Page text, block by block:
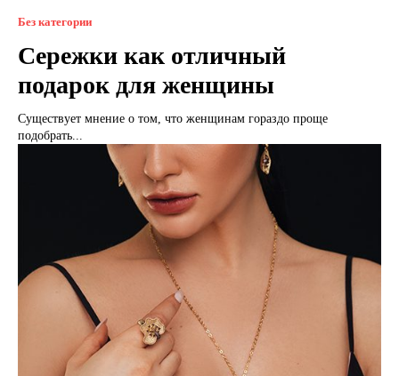
Без категории
Сережки как отличный
подарок для женщины
Существует мнение о том, что женщинам гораздо проще
подобрать...